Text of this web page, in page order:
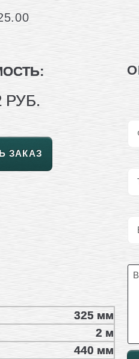
РУБ.
ЗАКАЗ
325 мм
2 м
440 мм